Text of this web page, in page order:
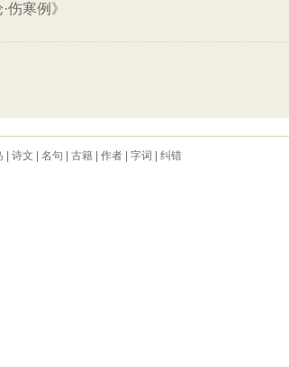
伤寒例》
诗文 名句 古籍| 作者| 字词 纠错